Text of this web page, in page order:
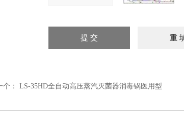
个： LS-35HD全自动高压蒸汽灭菌器消毒锅医用型